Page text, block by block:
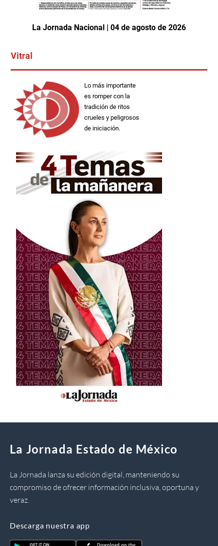
La Jornada Nacional | 04 de agosto de 2026
Vitral
Lo más importante
es romper con la
tradición de ritos
crueles y peligrosos
de iniciación.
La Jornada Estado de México
La Jornada lanza su edición digital, manteniendo su
compromiso de ofrecer información inclusiva, oportuna y
veraz.
Descarga nuestra app